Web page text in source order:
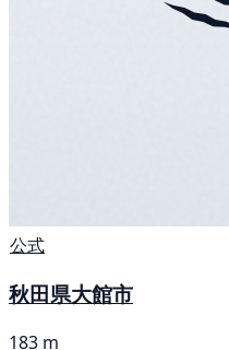
公式
秋田県大館市
183 m